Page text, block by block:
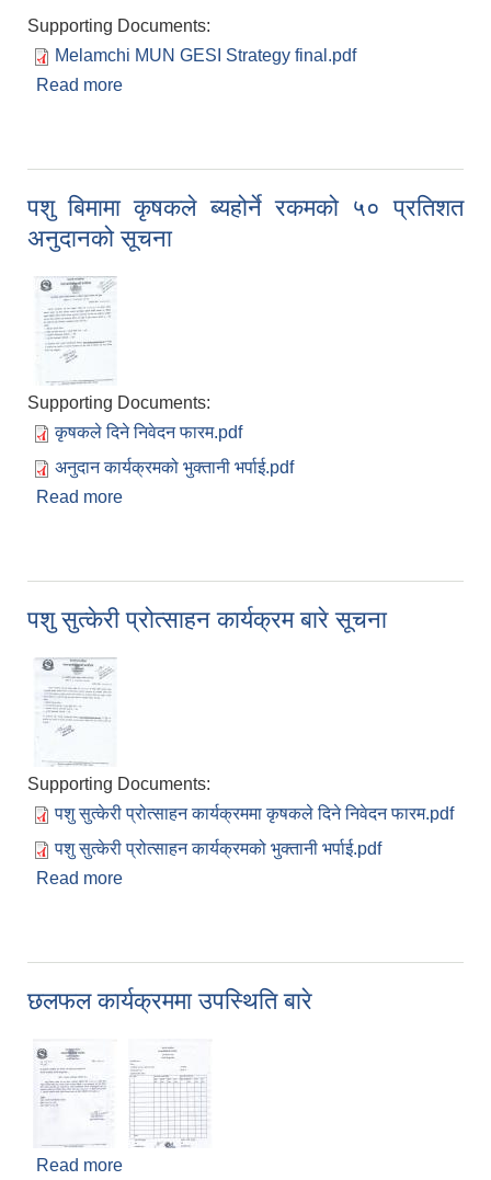
Supporting Documents:
Melamchi MUN GESI Strategy final.pdf
Read more
पशु बिमामा कृषकले ब्यहोर्ने रकमको ५० प्रतिशत
अनुदानको सूचना
Supporting Documents:
कृषकले दिने निवेदन फारम.pdf
अनुदान कार्यक्रमको भुक्तानी भर्पाई.pdf
Read more
पशु सुत्केरी प्रोत्साहन कार्यक्रम बारे सूचना
Supporting Documents:
पशु सुत्केरी प्रोत्साहन कार्यक्रममा कृषकले दिने निवेदन फारम.pdf
पशु सुत्केरी प्रोत्साहन कार्यक्रमको भुक्तानी भर्पाई.pdf
Read more
छलफल कार्यक्रममा उपस्थिति बारे
Read more